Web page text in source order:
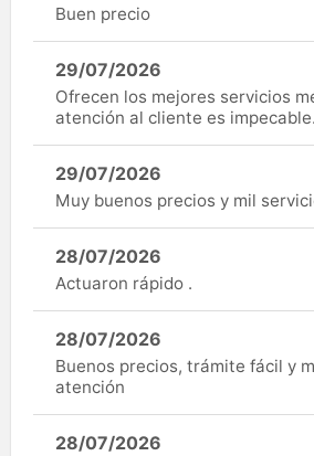
Buen precio
29/07/2026
Ofrecen los mejores servicios
atención al cliente es impecable.
29/07/2026
Muy buenos precios y mil
28/07/2026
Actuaron rápido .
28/07/2026
Buenos precios, trámite fácil y
atención
28/07/2026